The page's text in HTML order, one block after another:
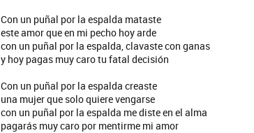
Con un puñal por la espalda mataste
este amor que en mi pecho hoy arde
con un puñal por la espalda, clavaste con ganas
y hoy pagas muy caro tu fatal decisión
Con un puñal por la espalda creaste
una mujer que solo quiere vengarse
con un puñal por la espalda me diste en el alma
pagarás muy caro por mentirme mi amor